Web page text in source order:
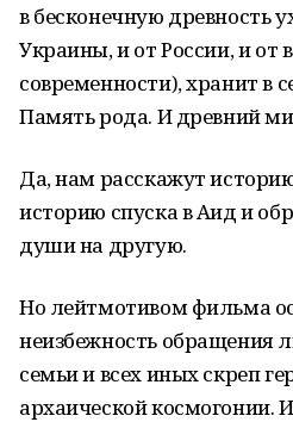
в бесконечную древность
Украины, и от России, и от
современности), хранит в
Память рода. И древний
Да, нам расскажут
историю спуска в Аид и
души на другую.
Но лейтмотивом фильма
неизбежность обращения
семьи и всех иных скреп
архаической космогонии.